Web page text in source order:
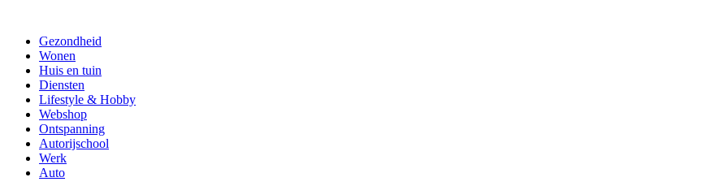
Gezondheid
Wonen
Huis en tuin
Diensten
Lifestyle & Hobby
Webshop
Ontspanning
Autorijschool
Werk
Auto